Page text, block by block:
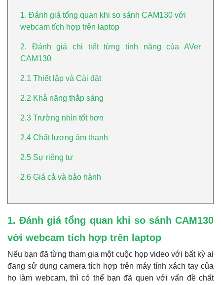
1. Đánh giá tổng quan khi so sánh CAM130 với
webcam tích hợp trên laptop
2. Đánh giá chi tiết từng tính năng của AVer
CAM130
2.1 Thiết lập và Cài đặt
2.2 Khả năng thắp sáng
2.3 Trường nhìn tốt hơn
2.4 Chất lượng âm thanh
2.5 Sự riêng tư
2.6 Giá cả và bảo hành
1. Đánh giá tổng quan khi so sánh CAM130
với webcam tích hợp trên laptop
Nếu bạn đã từng tham gia một cuộc họp video với bất kỳ ai
đang sử dụng camera tích hợp trên máy tính xách tay của
họ làm webcam, thì có thể bạn đã quen với vấn đề chất